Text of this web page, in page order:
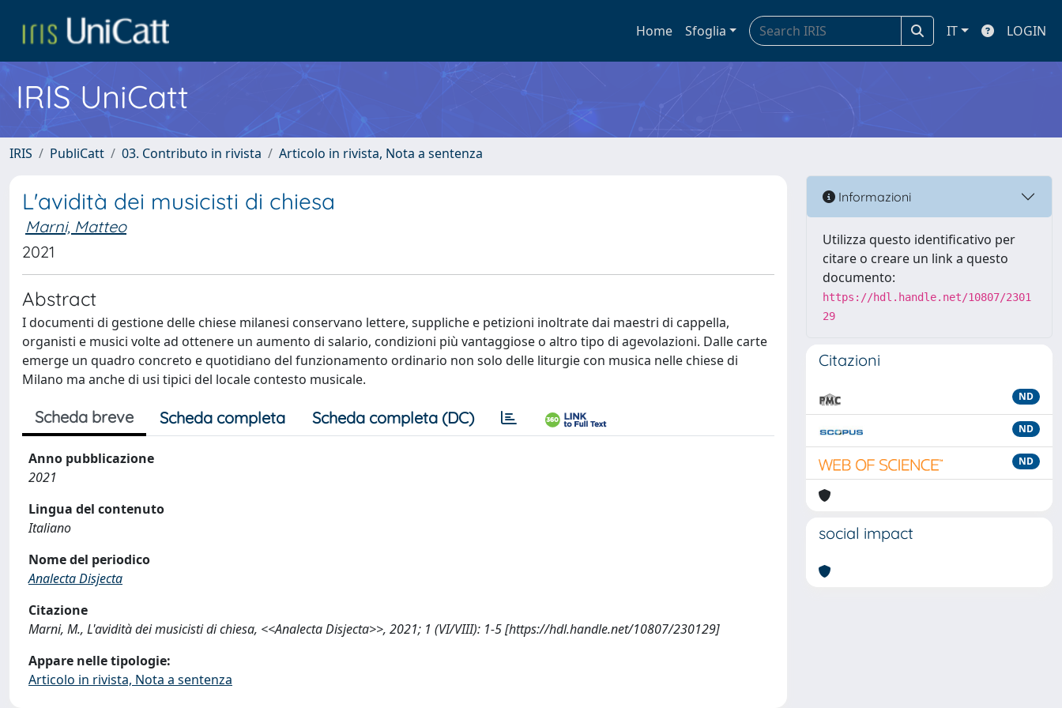
Home Sfoglia IT LOGIN
IRIS UniCatt
IRIS PubliCatt 03. Contributo in rivista Articolo in rivista, Nota a sentenza
L'avidità dei musicisti di chiesa
Marni, Matteo
2021
Abstract
I documenti di gestione delle chiese milanesi conservano lettere, suppliche e petizioni inoltrate dai maestri di cappella,
organisti e musici volte ad ottenere un aumento di salario, condizioni più vantaggiose o altro tipo di agevolazioni. Dalle carte
emerge un quadro concreto e quotidiano del funzionamento ordinario non solo delle liturgie con musica nelle chiese di
Milano ma anche di usi tipici del locale contesto musicale.
Scheda breve Scheda completa Scheda completa (DC)
Anno pubblicazione
2021
Lingua del contenuto
Italiano
Nome del periodico
Analecta Disjecta
Citazione
Marni, M., L'avidità dei musicisti di chiesa, <<Analecta Disjecta>>, 2021; 1 (VI/VIII): 1-5 [https://hdl.handle.net/10807/230129]
Appare nelle tipologie:
Articolo in rivista, Nota a sentenza
Informazioni
Utilizza questo identificativo per
citare o creare un link a questo
documento:
https://hdl.handle.net/10807/2301
29
Citazioni
ND
ND
ND
social impact